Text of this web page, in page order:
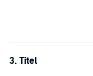
3. Titel